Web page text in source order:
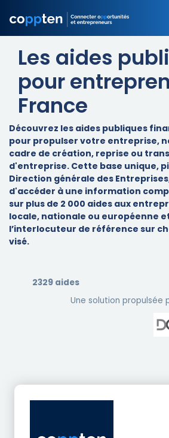
Les aides
pour
France
Découvrez les aides publiques
pour propulser votre entreprise,
cadre de création, reprise ou
d'entreprise. Cette base unique,
Direction générale des
d'accéder à une information
sur plus de 2 000 aides aux
locale, nationale ou européenne
l’interlocuteur de référence sur
visé.
2329 aides
Une solution propulsée